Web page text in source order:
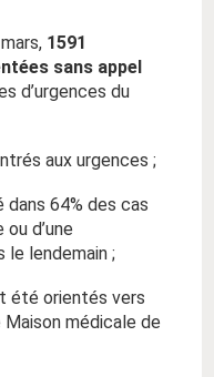
1591
sans appel
d’urgences du
aux urgences ;
64% des cas
d’une
le lendemain ;
été orientés vers
médicale de